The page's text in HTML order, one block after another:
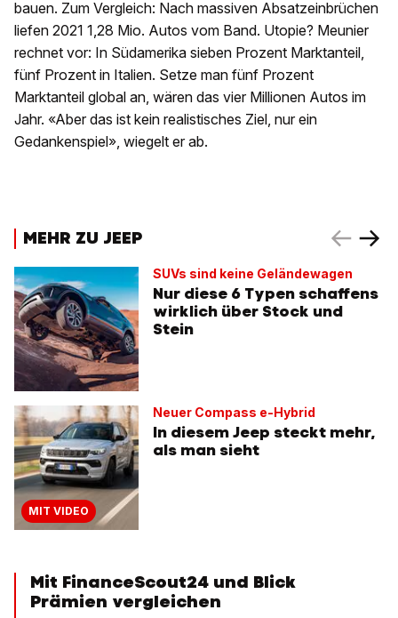
bauen. Zum Vergleich: Nach massiven Absatzeinbrüchen
liefen 2021 1,28 Mio. Autos vom Band. Utopie? Meunier
rechnet vor: In Südamerika sieben Prozent Marktanteil,
fünf Prozent in Italien. Setze man fünf Prozent
Marktanteil global an, wären das vier Millionen Autos im
Jahr. «Aber das ist kein realistisches Ziel, nur ein
Gedankenspiel», wiegelt er ab.
MEHR ZU JEEP
SUVs sind keine Geländewagen
Nur diese 6 Typen schaffens
wirklich über Stock und
Stein
MIT VIDEO
Neuer Compass e-Hybrid
In diesem Jeep steckt mehr,
als man sieht
Mit FinanceScout24 und Blick
Prämien vergleichen